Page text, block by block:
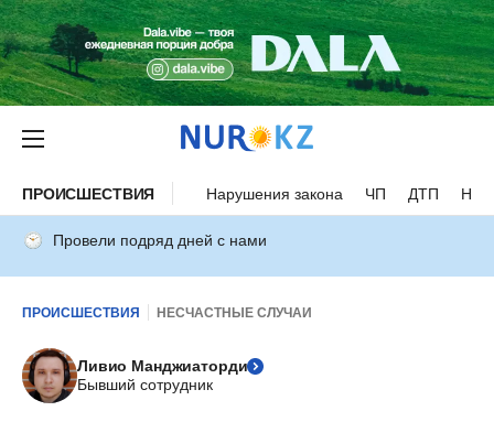
ПРОИСШЕСТВИЯ Нарушения закона ЧП ДТП
Провели подряд дней с нами
ПРОИСШЕСТВИЯ НЕСЧАСТНЫЕ СЛУЧАИ
Ливио Манджиаторди
Бывший сотрудник